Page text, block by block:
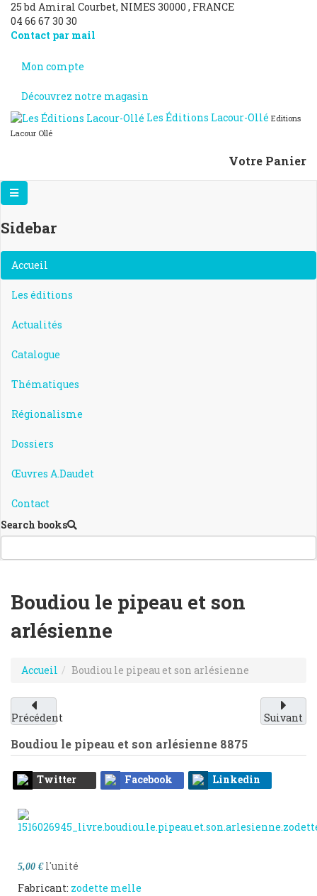
25 bd Amiral Courbet, NIMES 30000 , FRANCE
04 66 67 30 30
Contact par mail
Mon compte
Découvrez notre magasin
Les Éditions Lacour-Ollé Editions
Lacour Ollé
Votre Panier
Sidebar
×
Accueil
Les éditions
Actualités
Catalogue
Thématiques
Régionalisme
Dossiers
Œuvres A.Daudet
Contact
Search books
Boudiou le pipeau et son
arlésienne
Accueil Boudiou le pipeau et son arlésienne
Précédent Suivant
Boudiou le pipeau et son arlésienne 8875
Twitter Facebook Linkedin
5,00 € l'unité
Fabricant: zodette melle